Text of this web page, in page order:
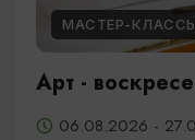
МАСТЕР-
Арт -
06.08.2026 -